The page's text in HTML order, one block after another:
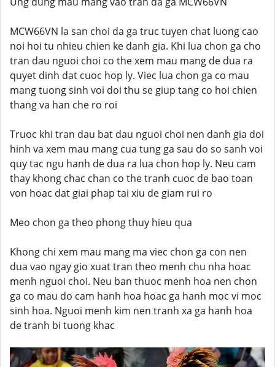
MCW66VN la san choi da ga truc tuyen chat luong cao
noi hoi tu nhieu chien ke danh gia. Khi lua chon ga cho
tran dau nguoi choi co the xem mau mang de dua ra
quyet dinh dat cuoc hop ly. Viec lua chon ga co mau
mang tuong sinh voi doi thu se giup tang co hoi chien
thang va han che ro roi
Truoc khi tran dau bat dau nguoi choi nen danh gia doi
hinh va xem mau mang cua tung ga sau do so sanh voi
quy tac ngu hanh de dua ra lua chon hop ly. Neu cam
thay khong chac chan co the tranh cuoc de bao toan
von hoac dat giai phap tai xiu de giam rui ro
Meo chon ga theo phong thuy hieu qua
Khong chi xem mau mang ma viec chon ga con nen
dua vao ngay gio xuat tran theo menh chu nha hoac
menh nguoi choi. Neu ban thuoc menh hoa nen chon
ga co mau do cam hanh hoa hoac ga hanh moc vi moc
sinh hoa. Nguoi menh kim nen tranh xa ga hanh hoa
de tranh bi tuong khac